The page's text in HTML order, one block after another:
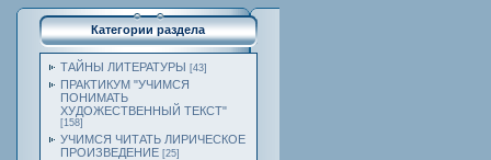
Категории раздела
ТАЙНЫ ЛИТЕРАТУРЫ [43]
ПРАКТИКУМ "УЧИМСЯ
ПОНИМАТЬ
ХУДОЖЕСТВЕННЫЙ ТЕКСТ"
[158]
УЧИМСЯ ЧИТАТЬ ЛИРИЧЕСКОЕ
ПРОИЗВЕДЕНИЕ [25]